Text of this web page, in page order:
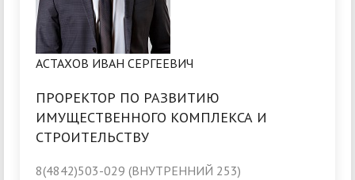
АСТАХОВ ИВАН СЕРГЕЕВИЧ
ПРОРЕКТОР ПО РАЗВИТИЮ
ИМУЩЕСТВЕННОГО КОМПЛЕКСА И
СТРОИТЕЛЬСТВУ
8(4842)503-029 (ВНУТРЕННИЙ 253)